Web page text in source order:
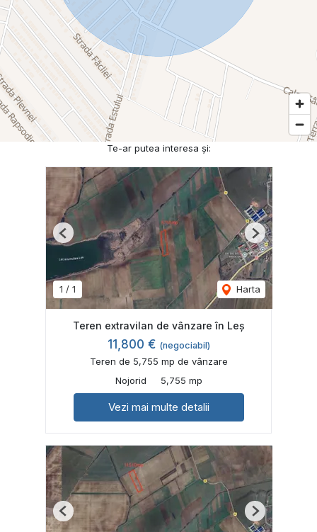
Te-ar putea interesa și:
1 / 1 Harta
Previous Next
Teren extravilan de vânzare în Leș
11,800 € (negociabil)
Teren de 5,755 mp de vânzare
Nojorid
5,755 mp
Vezi mai multe detalii
Previous Next